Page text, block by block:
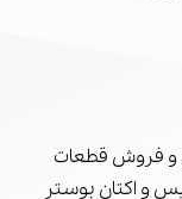
و فروش قطعات
و اکتان بوستر